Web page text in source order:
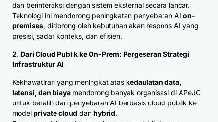
dan berinteraksi dengan sistem eksternal secara lancar.
Teknologi ini mendorong peningkatan penyebaran AI on-
premises, didorong oleh kebutuhan akan respons AI yang
presisi, sadar konteks, dan efisien.
2. Dari Cloud Publik ke On-Prem: Pergeseran Strategi
Infrastruktur AI
Kekhawatiran yang meningkat atas kedaulatan data,
latensi, dan biaya mendorong banyak organisasi di APeJC
untuk beralih dari penyebaran AI berbasis cloud publik ke
model private cloud dan hybrid.